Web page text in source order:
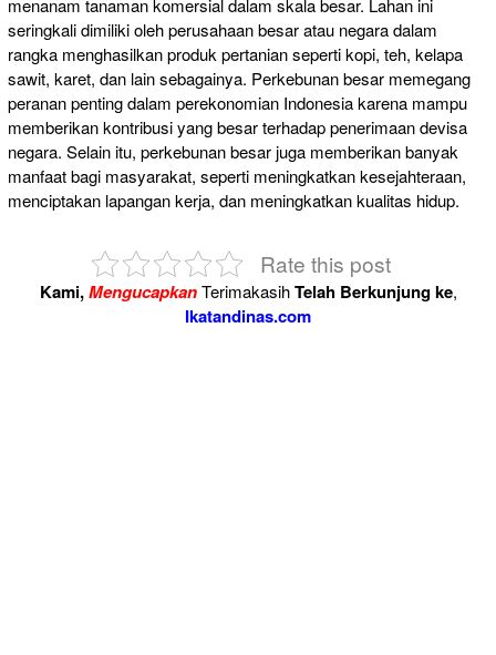
seringkali dimiliki oleh perusahaan besar atau negara dalam
rangka menghasilkan produk pertanian seperti kopi, teh, kelapa
sawit, karet, dan lain sebagainya. Perkebunan besar memegang
peranan penting dalam perekonomian Indonesia karena mampu
memberikan kontribusi yang besar terhadap penerimaan devisa
negara. Selain itu, perkebunan besar juga memberikan banyak
manfaat bagi masyarakat, seperti meningkatkan kesejahteraan,
menciptakan lapangan kerja, dan meningkatkan kualitas hidup.
Rate this post
Kami,MengucapkanTerimakasihTelah Berkunjung ke,
Ikatandinas.com